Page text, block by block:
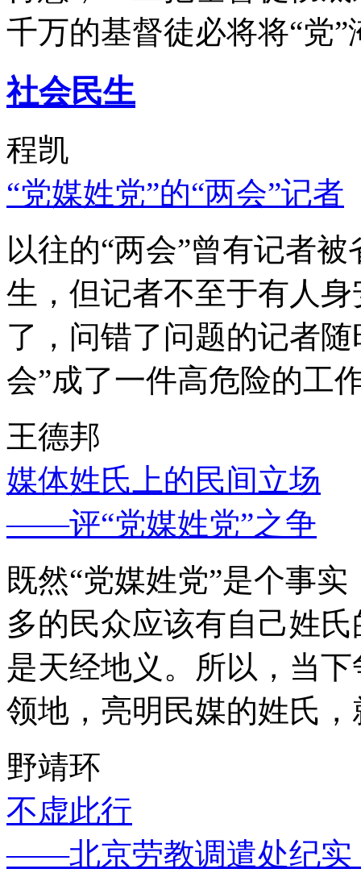
千万的基督徒必将将“党”
社会民生
程凯
“党媒姓党”的“两会”记者
以往的“两会”曾有记者
生，但记者不至于有人
了，问错了问题的记者
会”成了一件高危险的工
王德邦
媒体姓氏上的民间立场
——评“党媒姓党”之争
既然“党媒姓党”是个事
多的民众应该有自己姓
是天经地义。所以，当
领地，亮明民媒的姓氏
野靖环
不虚此行
——北京劳教调遣处纪实